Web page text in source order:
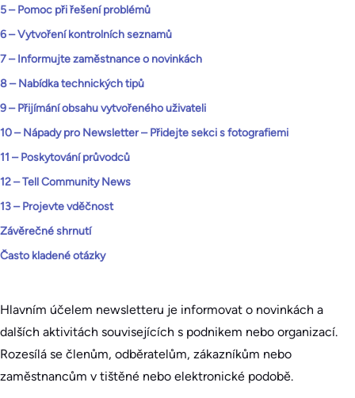
5 – Pomoc při řešení problémů
6 – Vytvoření kontrolních seznamů
7 – Informujte zaměstnance o novinkách
8 – Nabídka technických tipů
9 – Přijímání obsahu vytvořeného uživateli
10 – Nápady pro Newsletter – Přidejte sekci s fotografiemi
11 – Poskytování průvodců
12 – Tell Community News
13 – Projevte vděčnost
Závěrečné shrnutí
Často kladené otázky
Hlavním účelem newsletteru je informovat o novinkách a
dalších aktivitách souvisejících s podnikem nebo organizací.
Rozesílá se členům, odběratelům, zákazníkům nebo
zaměstnancům v tištěné nebo elektronické podobě.